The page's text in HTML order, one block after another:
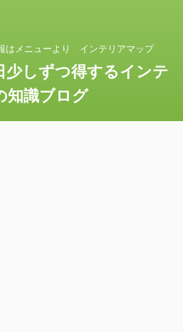
はメニューより インテリアマップ
しずつ得するインテ
知識ブログ